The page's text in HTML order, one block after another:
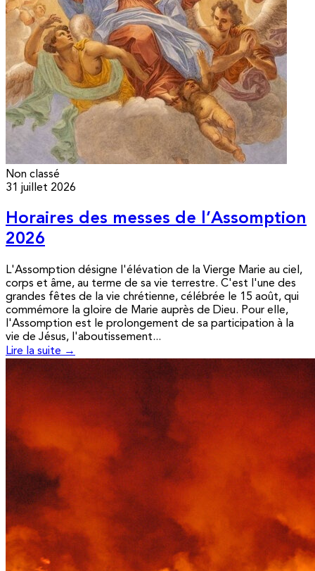
Non classé
31 juillet 2026
Horaires des messes de l’Assomption
2026
L'Assomption désigne l'élévation de la Vierge Marie au ciel,
corps et âme, au terme de sa vie terrestre. C'est l'une des
grandes fêtes de la vie chrétienne, célébrée le 15 août, qui
commémore la gloire de Marie auprès de Dieu. Pour elle,
l'Assomption est le prolongement de sa participation à la
vie de Jésus, l'aboutissement...
Lire la suite →